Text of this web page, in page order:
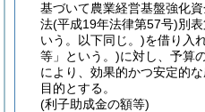
基づいて農業経営基盤強化資
法(平成19年法律第57号)別
いう。以下同じ。)を借り入
等」という。)に対し、予算
により、効果的かつ安定的
目的とする。
(利子助成金の額等)